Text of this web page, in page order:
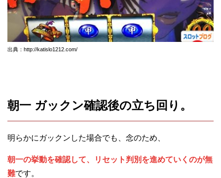
出典：http://katislo1212.com/
朝一 ガックン確認後の立ち回り。
明らかにガックンした場合でも、念のため、
朝一の挙動を確認して、リセット判別を進めていくのが無
難です。